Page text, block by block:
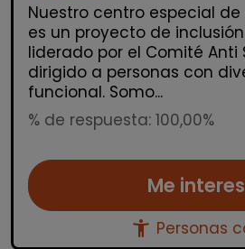
Nuestro centro especial de
es un proyecto de
liderado por el Comité Anti
dirigido a personas con
funcional. Somo...
% de respuesta: 100,00%
Me
accessibility_new Personas